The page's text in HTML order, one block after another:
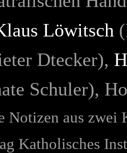
Löwitsch
Dtecker),
Schuler),
Notizen aus zwei
Katholisches